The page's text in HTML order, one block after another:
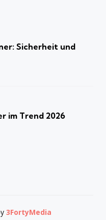
Sicherheit und
im Trend 2026
3FortyMedia